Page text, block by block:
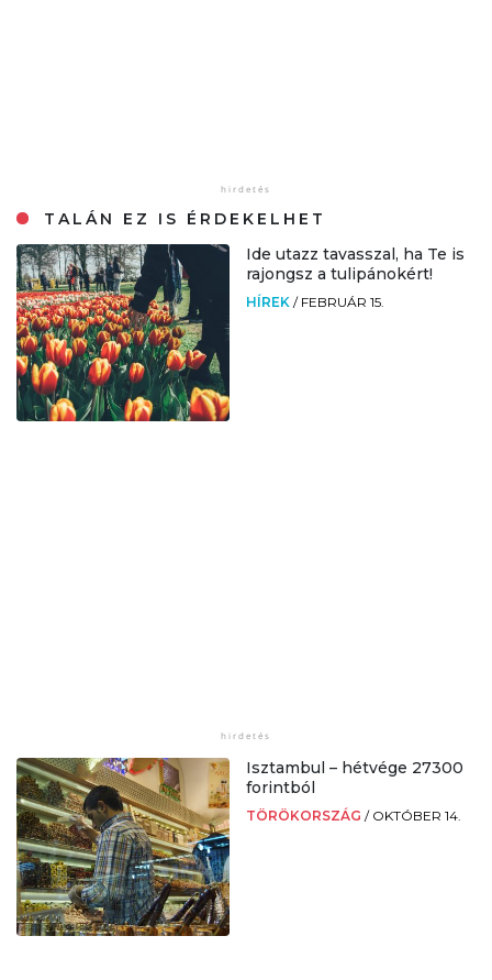
TALÁN EZ IS ÉRDEKELHET
Ide utazz tavasszal, ha Te is
rajongsz a tulipánokért!
HÍREK / FEBRUÁR 15.
Isztambul – hétvége 27300
forintból
TÖRÖKORSZÁG / OKTÓBER 14.